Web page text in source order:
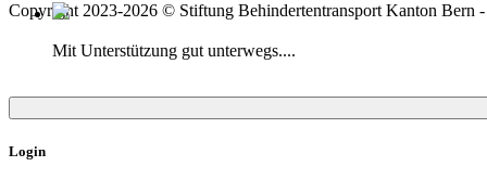
Mit Unterstützung gut unterwegs....
Copyright 2023-2026 © Stiftung Behindertentransport Kanton Bern
Login